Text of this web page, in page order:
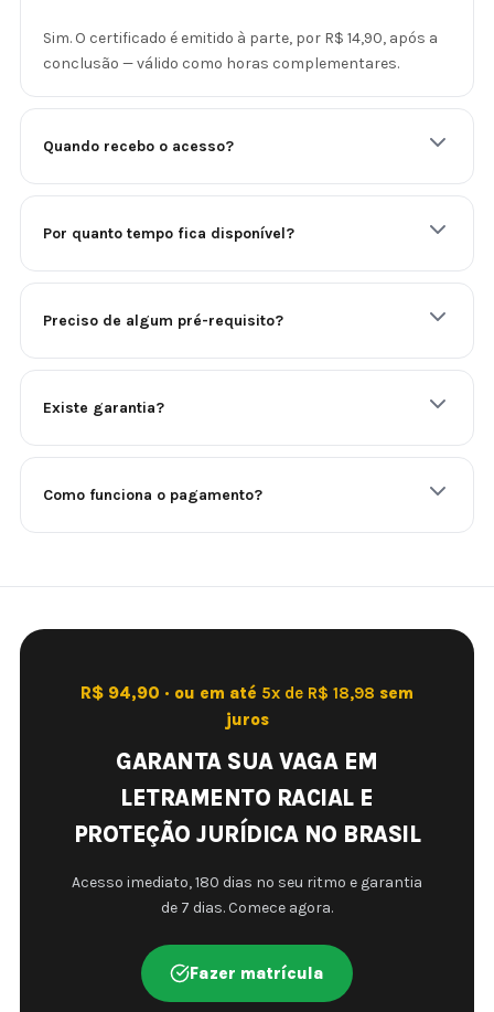
Sim. O certificado é emitido à parte, por R$ 14,90, após a
conclusão — válido como horas complementares.
Quando recebo o acesso?
Por quanto tempo fica disponível?
Preciso de algum pré-requisito?
Existe garantia?
Como funciona o pagamento?
R$ 94,90 · ou em até 5x de R$ 18,98 sem
juros
GARANTA SUA VAGA EM
LETRAMENTO RACIAL E
PROTEÇÃO JURÍDICA NO BRASIL
Acesso imediato, 180 dias no seu ritmo e garantia
de 7 dias. Comece agora.
Fazer matrícula